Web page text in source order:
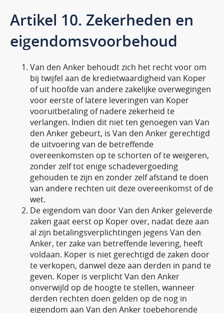
Artikel 10. Zekerheden en
eigendomsvoorbehoud
Van den Anker behoudt zich het recht voor om
bij twijfel aan de kredietwaardigheid van Koper
of uit hoofde van andere zakelijke overwegingen
voor eerste of latere leveringen van Koper
vooruitbetaling of nadere zekerheid te
verlangen. Indien dit niet ten genoegen van Van
den Anker gebeurt, is Van den Anker gerechtigd
de uitvoering van de betreffende
overeenkomsten op te schorten of te weigeren,
zonder zelf tot enige schadevergoeding
gehouden te zijn en zonder zelf afstand te doen
van andere rechten uit deze overeenkomst of de
wet.
De eigendom van door Van den Anker geleverde
zaken gaat eerst op Koper over, nadat deze aan
al zijn betalingsverplichtingen jegens Van den
Anker, ter zake van betreffende levering, heeft
voldaan. Koper is niet gerechtigd de zaken door
te verkopen, danwel deze aan derden in pand te
geven. Koper is verplicht Van den Anker
onverwijld op de hoogte te stellen, wanneer
derden rechten doen gelden op de nog in
eigendom aan Van den Anker toebehorende